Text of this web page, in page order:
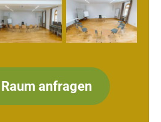
anfragen